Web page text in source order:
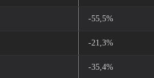
-55,5%
-21,3%
-35,4%